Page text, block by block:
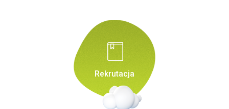
Rekrutacja